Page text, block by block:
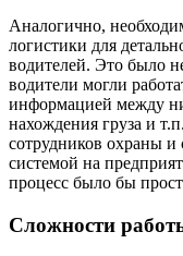
Аналогично,
логистики для
водителей. Это было
водители могли
информацией между
нахождения груза и
сотрудников охраны и
системой на
процесс было бы
Сложности